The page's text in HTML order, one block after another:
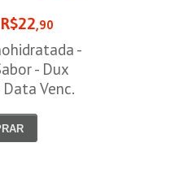
R$22,90
-
- Dux
Venc.